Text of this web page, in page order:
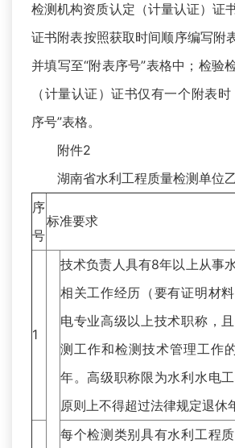
检测机构资质认定（计量认证）证
证书附表按照获取时间顺序编写附
并填写至“附表序号”表格中；检验
（计量认证）证书仅有一个附表
序号”表格。
附件2
湖南省水利工程质量检测单位
序
号
标准要求
1
技术负责人具有8年以上从事
相关工作经历（要有证明材
电专业高级以上技术职称，
测工作和检测技术管理工作
年。高级职称限为水利水电
原则上不得超过法律规定退休
每个检测类别具有水利工程